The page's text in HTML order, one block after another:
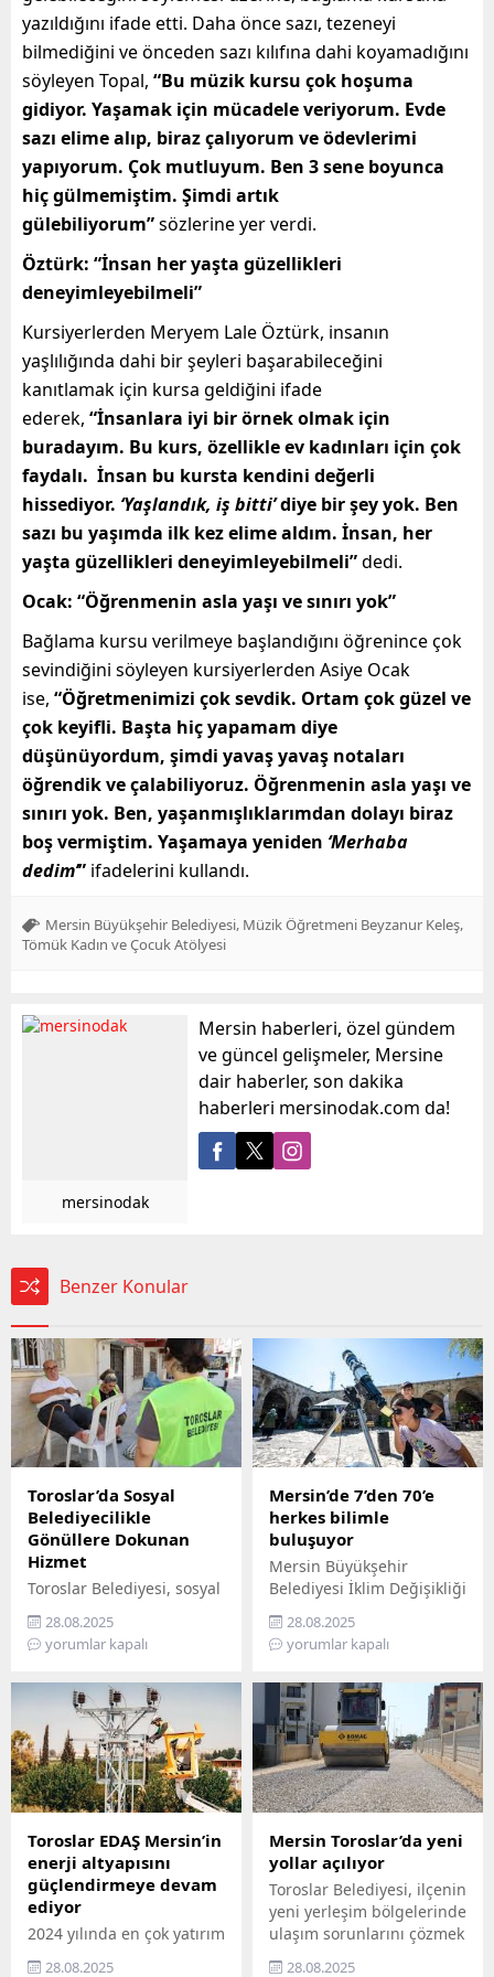
yazıldığını ifade etti. Daha önce sazı, tezeneyi
bilmediğini ve önceden sazı kılıfına dahi koyamadığını
söyleyen Topal, “Bu müzik kursu çok hoşuma
gidiyor. Yaşamak için mücadele veriyorum. Evde
sazı elime alıp, biraz çalıyorum ve ödevlerimi
yapıyorum. Çok mutluyum. Ben 3 sene boyunca
hiç gülmemiştim. Şimdi artık
gülebiliyorum”sözlerine yer verdi.
Öztürk: “İnsan her yaşta güzellikleri
deneyimleyebilmeli”
Kursiyerlerden Meryem Lale Öztürk, insanın
yaşlılığında dahi bir şeyleri başarabileceğini
kanıtlamak için kursa geldiğini ifade
ederek, “İnsanlara iyi bir örnek olmak için
buradayım. Bu kurs, özellikle ev kadınları için çok
faydalı. İnsan bu kursta kendini değerli
hissediyor. ‘Yaşlandık, iş bitti’diye bir şey yok. Ben
sazı bu yaşımda ilk kez elime aldım. İnsan, her
yaşta güzellikleri deneyimleyebilmeli”dedi.
Ocak: “Öğrenmenin asla yaşı ve sınırı yok”
Bağlama kursu verilmeye başlandığını öğrenince çok
sevindiğini söyleyen kursiyerlerden Asiye Ocak
ise, “Öğretmenimizi çok sevdik. Ortam çok güzel ve
çok keyifli. Başta hiç yapamam diye
düşünüyordum, şimdi yavaş yavaş notaları
öğrendik ve çalabiliyoruz. Öğrenmenin asla yaşı ve
sınırı yok. Ben, yaşanmışlıklarımdan dolayı biraz
boş vermiştim. Yaşamaya yeniden ‘Merhaba
dedim’” ifadelerini kullandı.
Mersin Büyükşehir Belediyesi Müzik Öğretmeni Beyzanur Keleş
Tömük Kadın ve Çocuk Atölyesi
mersinodak
Mersin haberleri, özel gündem
ve güncel gelişmeler, Mersine
dair haberler, son dakika
haberleri mersinodak.com da!
Benzer Konular
Toroslar’da Sosyal
Belediyecilikle
Gönüllere Dokunan
Hizmet
Toroslar Belediyesi, sosyal
belediyecilik anlayışıyla
vatandaşların gönüllerine
dokunmaya devam ediyor.
vatandaşlar, özel
gereksinimli bireyler ile
gazi ve şehit aileleri,
belediyenin şefkatli elini
her zaman yanlarında
hissediyor. Belediye Sosyal
Destek Hizmetleri
Müdürlüğü’ne bağlı Şehit
ve Gazi Şefliği ile Yaşlı ve
Engelli Şefliği, belli
periyotlarla ev ziyaretleri
gerçekleştiriyor....
28.08.2025
yorumlar kapalı
Mersin’de 7’den 70’e
herkes bilimle
buluşuyor
Mersin Büyükşehir
Belediyesi İklim Değişikliği
ve Sıfır Atık Dairesi
Başkanlığı, Mercan 100.
Yıl İklim ve Çevre Bilim
edemeyenler için bilimi
yurttaşın ayağına
götürüyor. ‘Gökyüzü
Hepimizin, Bilim Her
Yerde’ sloganıyla yola
çıkan Büyükşehir,
Mersin’in ilçelerini tek tek
gezerek 7’den 70’e herkesi
bilimle buluşturuyor.
Bilimi, hayatın her
alanında yaygınlaştırmayı
amaçlayan...
28.08.2025
yorumlar kapalı
Toroslar EDAŞ Mersin’in
enerji altyapısını
güçlendirmeye devam
ediyor
2024 yılında en çok yatırım
28.08.2025
Mersin Toroslar’da yeni
yollar açılıyor
Toroslar Belediyesi, ilçenin
yeni yerleşim bölgelerinde
ulaşım sorunlarını çözmek
28.08.2025